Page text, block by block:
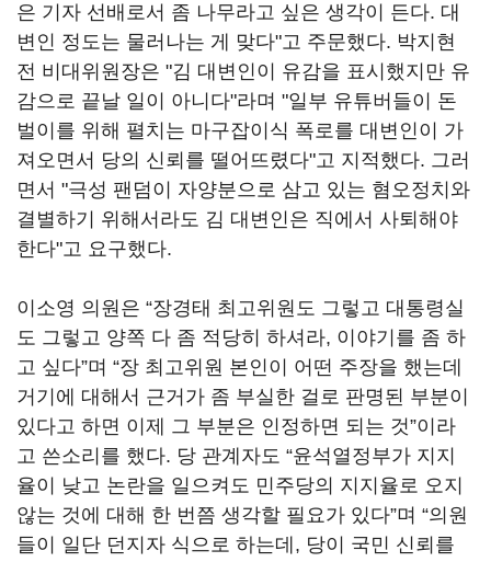
은 기자 선배로서 좀 나무라고 싶은 생각이 든다. 대
변인 정도는 물러나는 게 맞다"고 주문했다. 박지현
전 비대위원장은 "김 대변인이 유감을 표시했지만 유
감으로 끝날 일이 아니다"라며 "일부 유튜버들이 돈
벌이를 위해 펼치는 마구잡이식 폭로를 대변인이 가
져오면서 당의 신뢰를 떨어뜨렸다"고 지적했다. 그러
면서 "극성 팬덤이 자양분으로 삼고 있는 혐오정치와
결별하기 위해서라도 김 대변인은 직에서 사퇴해야
한다"고 요구했다.
이소영 의원은 “장경태 최고위원도 그렇고 대통령실
도 그렇고 양쪽 다 좀 적당히 하셔라, 이야기를 좀 하
고 싶다”며 “장 최고위원 본인이 어떤 주장을 했는데
거기에 대해서 근거가 좀 부실한 걸로 판명된 부분이
있다고 하면 이제 그 부분은 인정하면 되는 것”이라
고 쓴소리를 했다. 당 관계자도 “윤석열정부가 지지
율이 낮고 논란을 일으켜도 민주당의 지지율로 오지
않는 것에 대해 한 번쯤 생각할 필요가 있다”며 “의원
들이 일단 던지자 식으로 하는데, 당이 국민 신뢰를